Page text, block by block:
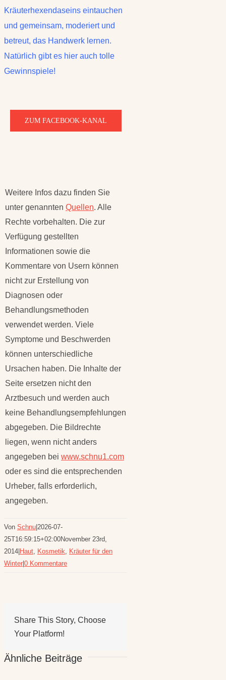
Kräuterhexendaseins eintauchen
und gemeinsam, moderiert und
betreut, das Handwerk lernen.
Natürlich gibt es hier auch tolle
Gewinnspiele!
ZUM FACEBOOK-KANAL
Weitere Infos dazu finden Sie
unter genannten Quellen. Alle
Rechte vorbehalten. Die zur
Verfügung gestellten
Informationen sowie die
Kommentare von Usern können
nicht zur Erstellung von
Diagnosen oder
Behandlungsmethoden
verwendet werden. Viele
Symptome und Beschwerden
können unterschiedliche
Ursachen haben. Die Inhalte der
Seite ersetzen nicht den
Arztbesuch und werden auch
keine Behandlungsempfehlungen
abgegeben. Die Bildrechte
liegen, wenn nicht anders
angegeben bei www.schnu1.com
oder es sind die entsprechenden
Urheber, falls erforderlich,
angegeben.
Von Schnu 2026-07-
25T16:59:15+02:00November 23rd,
2014 Haut, Kosmetik, Kräuter für den
Winter 0 Kommentare
Share This Story, Choose
Your Platform!
Ähnliche Beiträge